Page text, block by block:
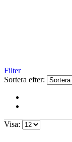
Filter
Sortera efter:
Visa: